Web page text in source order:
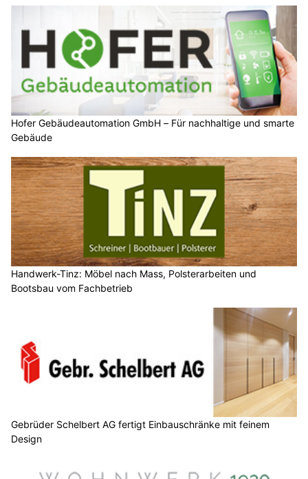
Hofer Gebäudeautomation GmbH – Für nachhaltige und smarte
Gebäude
Handwerk-Tinz: Möbel nach Mass, Polsterarbeiten und
Bootsbau vom Fachbetrieb
Gebrüder Schelbert AG fertigt Einbauschränke mit feinem
Design